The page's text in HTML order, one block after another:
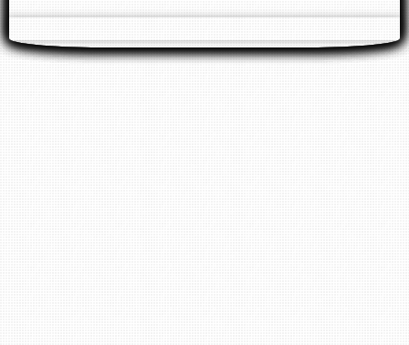
Mi. 9:00 - 13:00 UhrNachmittags geschlossen !
Do. - Fr. 9:00 - 13:00 Uhr & 14:00 - 18:00 Uhr